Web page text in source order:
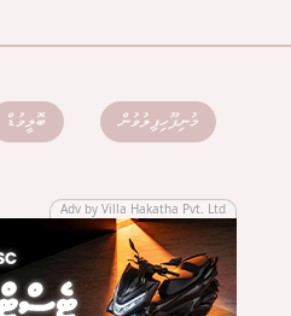
މުނިފޫހިފިލުވުން ބޮލީވުޑް
Adv by Villa Hakatha Pvt. Ltd